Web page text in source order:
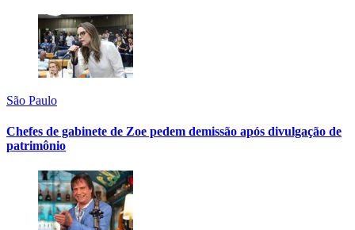
São Paulo
Chefes de gabinete de Zoe pedem demissão após divulgação de
patrimônio